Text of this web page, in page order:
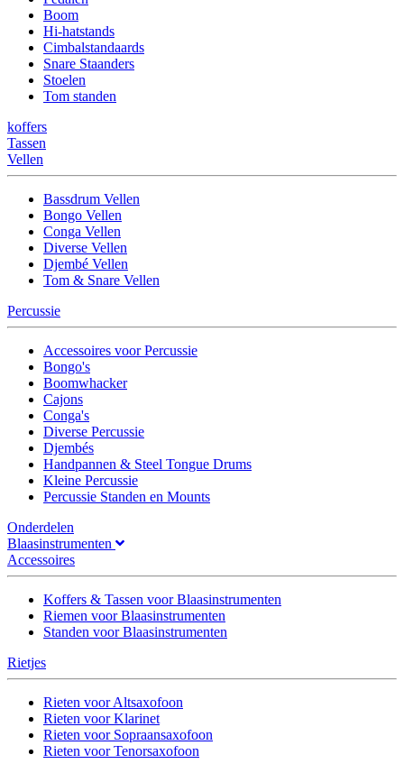
Boom
Hi-hatstands
Cimbalstandaards
Snare Staanders
Stoelen
Tom standen
koffers
Tassen
Vellen
Bassdrum Vellen
Bongo Vellen
Conga Vellen
Diverse Vellen
Djembé Vellen
Tom & Snare Vellen
Percussie
Accessoires voor Percussie
Bongo's
Boomwhacker
Cajons
Conga's
Diverse Percussie
Djembés
Handpannen & Steel Tongue Drums
Kleine Percussie
Percussie Standen en Mounts
Onderdelen
Blaasinstrumenten
Accessoires
Koffers & Tassen voor Blaasinstrumenten
Riemen voor Blaasinstrumenten
Standen voor Blaasinstrumenten
Rietjes
Rieten voor Altsaxofoon
Rieten voor Klarinet
Rieten voor Sopraansaxofoon
Rieten voor Tenorsaxofoon